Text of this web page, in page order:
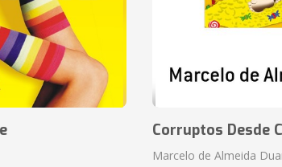
Corruptos Desde
Marcelo de Almeida